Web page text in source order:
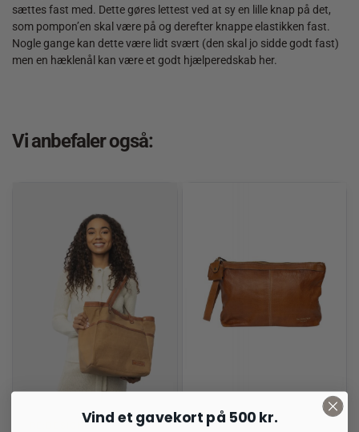
sættes fast med. Dette gøres lettest ved at sy en lille knap på det,
som pompon’en skal være på og derefter knappe elastikken fast.
Nogle gange kan dette være lidt svært (den skal jo sidde godt fast)
men en hæklenål kan være et godt hjælperedskab her.
Vi anbefaler også:
RE:DESIGNED RE:DESIGNED
Vind et gavekort på 500 kr.